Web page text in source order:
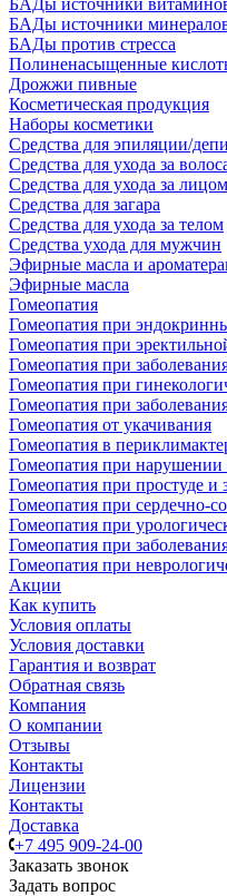
БАДы источники
БАДы источники
БАДы против стресса
Полиненасыщенные
Дрожжи пивные
Косметическая продукция
Наборы косметики
Средства для эпиляции/
Средства для ухода за
Средства для ухода за лицом
Средства для загара
Средства для ухода за телом
Средства ухода для мужчин
Эфирные масла и
Эфирные масла
Гомеопатия
Гомеопатия при
Гомеопатия при
Гомеопатия при
Гомеопатия при
Гомеопатия при
Гомеопатия от укачивания
Гомеопатия в
Гомеопатия при нарушении
Гомеопатия при простуде и
Гомеопатия при сердечно-
Гомеопатия при
Гомеопатия при
Гомеопатия при
Акции
Как купить
Условия оплаты
Условия доставки
Гарантия и возврат
Обратная связь
Компания
О компании
Отзывы
Контакты
Лицензии
Контакты
Доставка
+7 495 909-24-00
Заказать звонок
Задать вопрос